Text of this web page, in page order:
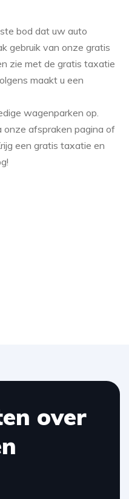
bod dat uw auto
gebruik van onze gratis
zie met de gratis taxatie
maakt u een
wagenparken op.
onze afspraken pagina of
een gratis taxatie en
over